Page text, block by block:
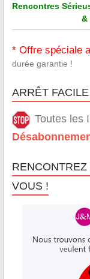
Rencontres
&
* Offre spéciale
durée garantie !
ARRÊT
Toutes les
VOUS !